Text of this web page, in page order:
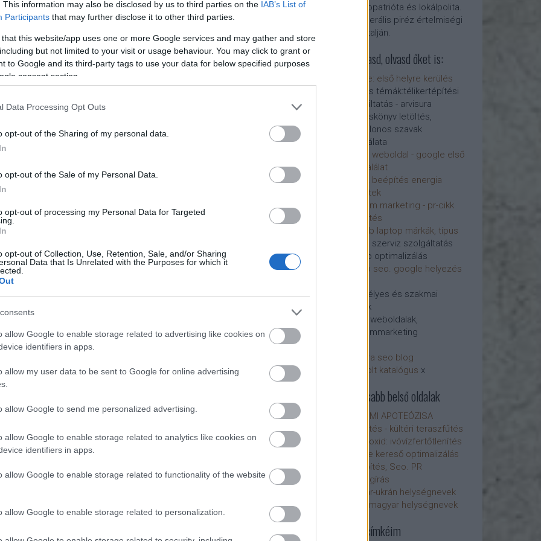
This information may also be disclosed by us to third parties on the IAB’s List of
Participants that may further disclose it to other third parties.
that this website/app uses one or more Google services and may gather and store
but not limited to your visit or usage behaviour. You may click to grant or
to Google and its third-party tags to use your data for below specified purposes
consent section.
Data Processing Opt Outs
opt-out of the Sharing of my personal data.
opt-out of the Sale of my Personal Data.
opt-out of processing my Personal Data for Targeted
opt-out of Collection, Use, Retention, Sale, and/or Sharing
Data that Is Unrelated with the Purposes for which it
allow Google to enable storage related to advertising like cookies on
identifiers in apps.
allow my user data to be sent to Google for online advertising
allow Google to send me personalized advertising.
allow Google to enable storage related to analytics like cookies on
identifiers in apps.
allow Google to enable storage related to functionality of the website
allow Google to enable storage related to personalization.
megidézése, piszlicsáré dolgokba
keret, amej iránt a hívőknek
hogy a csűr hátsó fala nem dőlt össze,
egy elveszettnek hitt anyacsavart. az ő
vetett hit teljesen őszinte és nem
több a hagyománytisztelet, a
mint az emberi mivoltot azon
hétköznapok háztatási szintjére való
nehézségein átsegítő rutinná - de azt
ehhez már nincs köze
véleményem, mint a hierarchikus világi
ezeket is emberi igény hozta életre, de
az elvileg általuk képviselt egyének
visszaélnek bizalommal, hittel,
érdekeltségük szembetűnő, ám
okozzák
vallás sem, s ha nem lenne
miből is fakadna az istenhit, ha a
itt is:balládium a fészbukon
Kozmopatrióta és lokálpolita.
Egy liberális piréz értelmiségi
Kárpátalján.
Látogasd, olvasd őket is:
google: első helyre kerülés
és más témák:télikertépítési
szolgáltatás - arvisura
hangoskönyv letöltés,
elipszilonos szavak
használata
liberall weboldal - google első
hely, találat
terasz beépítés energia
télikertek
tartalom marketing - pr-cikk
linképítés
legjobb laptop márkák, típus
laptop szerviz szolgáltatás
Honlap optimalizálás
honlap seo. google helyezés
Személyes és szakmai
blogok
Ajánló weboldalak,
tartalommarketing
arvisura seo blog
infrabolt katalógus x
Fontosabb belső oldalak
A SEMMI APOTEÓZISA
Infrafűtés - kültéri teraszfűtés
Klór-dioxid: ivóvízfertőtlenítés
Google kereső optimalizálás
Linképítés, Seo. PR
Szövegírás
Magyar-ukrán helységnevek
Ukrán-magyar helységnevek
Főbb címkéim
árajánlatát: Honlap optimalizálás -
SEO szakértő: szolgáltatások
megtudhatja azt is, hogy mi a
weboldal optimalizálás és
linkprofil építés titka a weblapok
hogyan lehet honlap optimalizálás
Google-helyezést javítani.
Releváns tartalom: - Új
optimalizációs tuning a
találatok között a kereső
optimalizálás és linképítés
e-Linkek
Pr cikk megjelentetés - honlap-